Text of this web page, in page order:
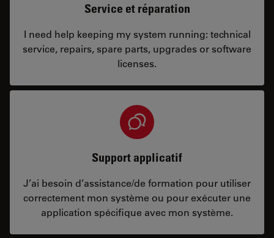
Service et réparation
I need help keeping my system running: technical
service, repairs, spare parts, upgrades or software
licenses.
Support applicatif
J’ai besoin d’assistance/de formation pour utiliser
correctement mon système ou pour exécuter une
application spécifique avec mon système.